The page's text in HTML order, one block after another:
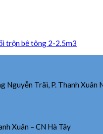
trộn bê tông 2-2.5m3
Trãi, P. Thanh Xuân
Xuân – CN Hà Tây